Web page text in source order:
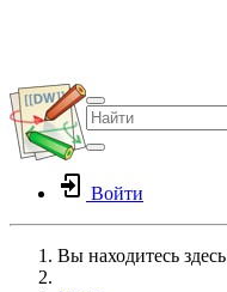
Войти
Вы находитесь здесь